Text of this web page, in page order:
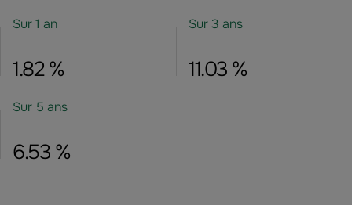
Sur 1 an
1.82 %
Sur 3 ans
11.03 %
Sur 5 ans
6.53 %